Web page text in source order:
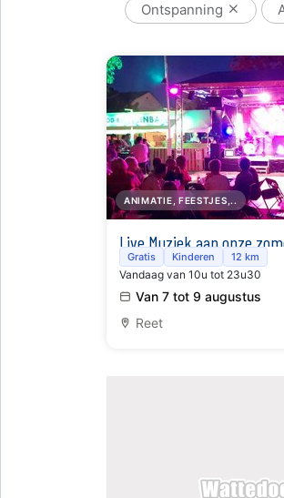
Ontspanning
ANIMATIE, FEESTJES,..
Live Muziek aan onze
Lichtfeesten
Gratis Kinderen 12 km
Vandaag van 10u tot 23u30
Van 7 tot 9 augustus
Reet